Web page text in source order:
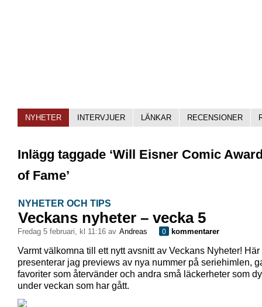
NYHETER INTERVJUER LÄNKAR RECENSIONER
Inlägg taggade ‘Will Eisner Comic
of Fame’
NYHETER OCH TIPS
Veckans nyheter – vecka 5
fredag 5 februari, kl 11:16 av Andreas 0 kommentarer
Varmt välkomna till ett nytt avsnitt av Veckans Nyheter! Här
presenterar jag previews av nya nummer på seriehimlen,
favoriter som återvänder och andra små läckerheter som
under veckan som har gått.